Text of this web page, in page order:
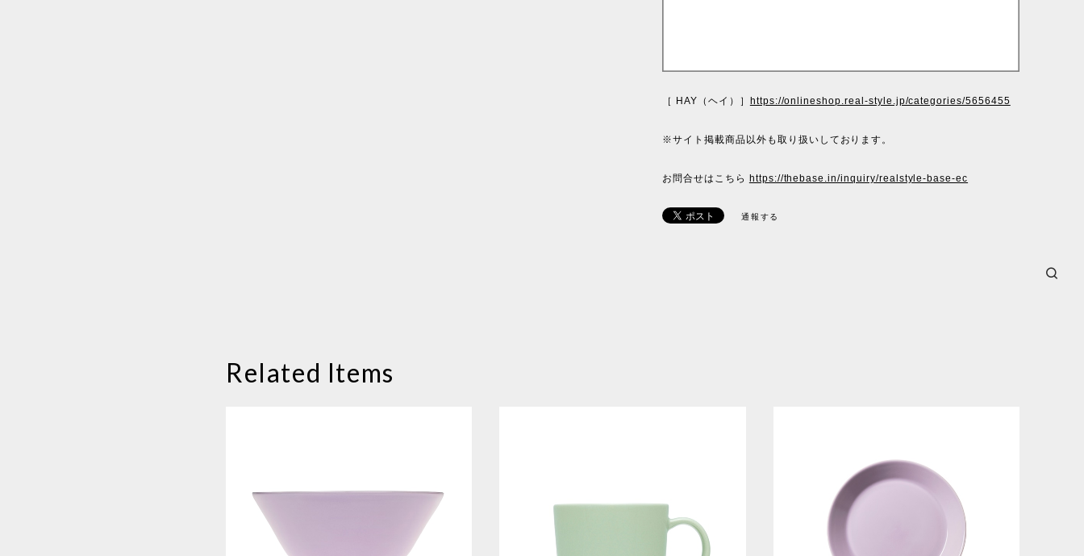
［ HAY（ヘイ）］ https://onlineshop.real-style.jp/categories/5656455
※サイト掲載商品以外も取り扱いしております。
お問合せはこちら https://thebase.in/inquiry/realstyle-base-ec
通報する
Related Items